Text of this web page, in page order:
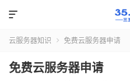

云服务器知识  免费云服务器申请
免费云服务器申请